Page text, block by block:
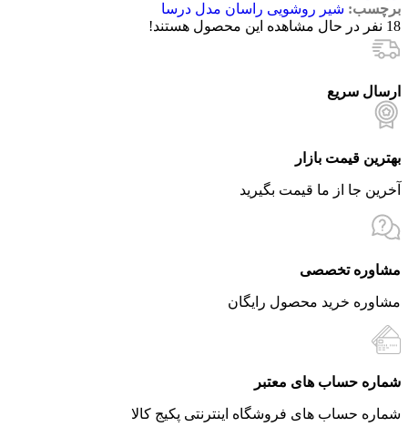
برچسب: شیر روشویی راسان مدل درسا
18 نفر در حال مشاهده این محصول هستند!
ارسال سریع
بهترین قیمت بازار
آخرین جا از ما قیمت بگیرید
مشاوره تخصصی
مشاوره خرید محصول رایگان
شماره حساب های معتبر
شماره حساب های فروشگاه اینترنتی پکیج کالا